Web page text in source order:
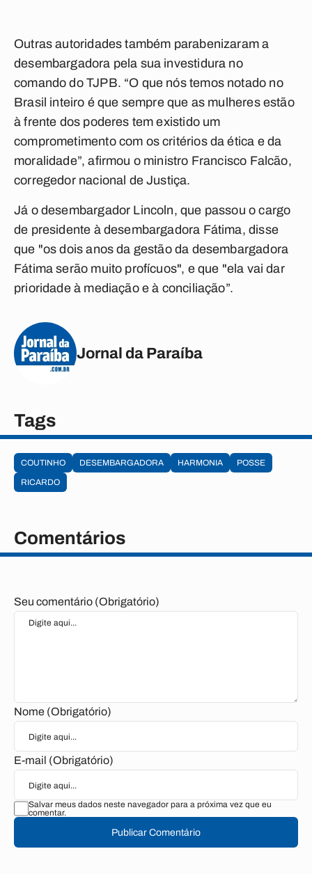
Outras autoridades também parabenizaram a
desembargadora pela sua investidura no
comando do TJPB. “O que nós temos notado no
Brasil inteiro é que sempre que as mulheres estão
à frente dos poderes tem existido um
comprometimento com os critérios da ética e da
moralidade”, afirmou o ministro Francisco Falcão,
corregedor nacional de Justiça.
Já o desembargador Lincoln, que passou o cargo
de presidente à desembargadora Fátima, disse
que "os dois anos da gestão da desembargadora
Fátima serão muito profícuos", e que "ela vai dar
prioridade à mediação e à conciliação”.
Jornal da Paraíba
Tags
COUTINHO DESEMBARGADORA HARMONIA
POSSE
RICARDO
Comentários
Seu comentário (Obrigatório)
Nome (Obrigatório)
E-mail (Obrigatório)
Salvar meus dados neste navegador para a próxima vez que eu
comentar.
Publicar Comentário